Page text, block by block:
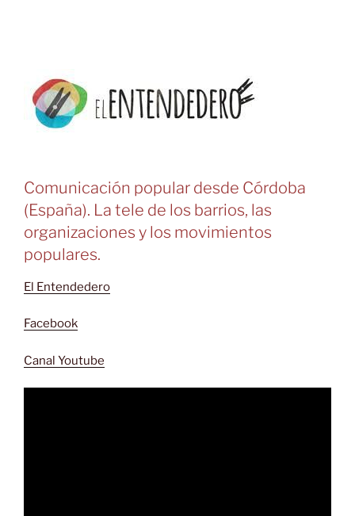
Comunicación popular desde Córdoba
(España). La tele de los barrios, las
organizaciones y los movimientos
populares.
El Entendedero
Facebook
Canal Youtube